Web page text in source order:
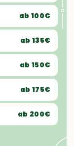
ab 100€
ab 135€
ab 150€
ab 175€
ab 200€